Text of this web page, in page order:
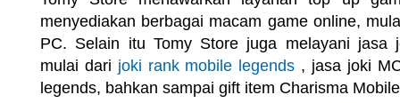
menyediakan berbagai macam game online,
PC. Selain itu Tomy Store juga melayani jasa
mulai dari joki rank mobile legends , jasa joki
legends, bahkan sampai gift item Charisma